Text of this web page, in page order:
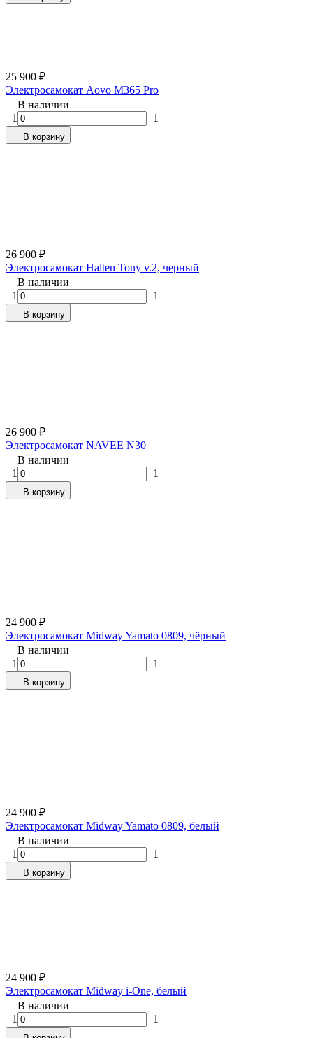
25 900 ₽
Электросамокат Aovo M365 Pro
В наличии
1
1
В корзину
26 900 ₽
Электросамокат Halten Tony v.2, черный
В наличии
1
1
В корзину
26 900 ₽
Электросамокат NAVEE N30
В наличии
1
1
В корзину
24 900 ₽
Электросамокат Midway Yamato 0809, чёрный
В наличии
1
1
В корзину
24 900 ₽
Электросамокат Midway Yamato 0809, белый
В наличии
1
1
В корзину
24 900 ₽
Электросамокат Midway i-One, белый
В наличии
1
1